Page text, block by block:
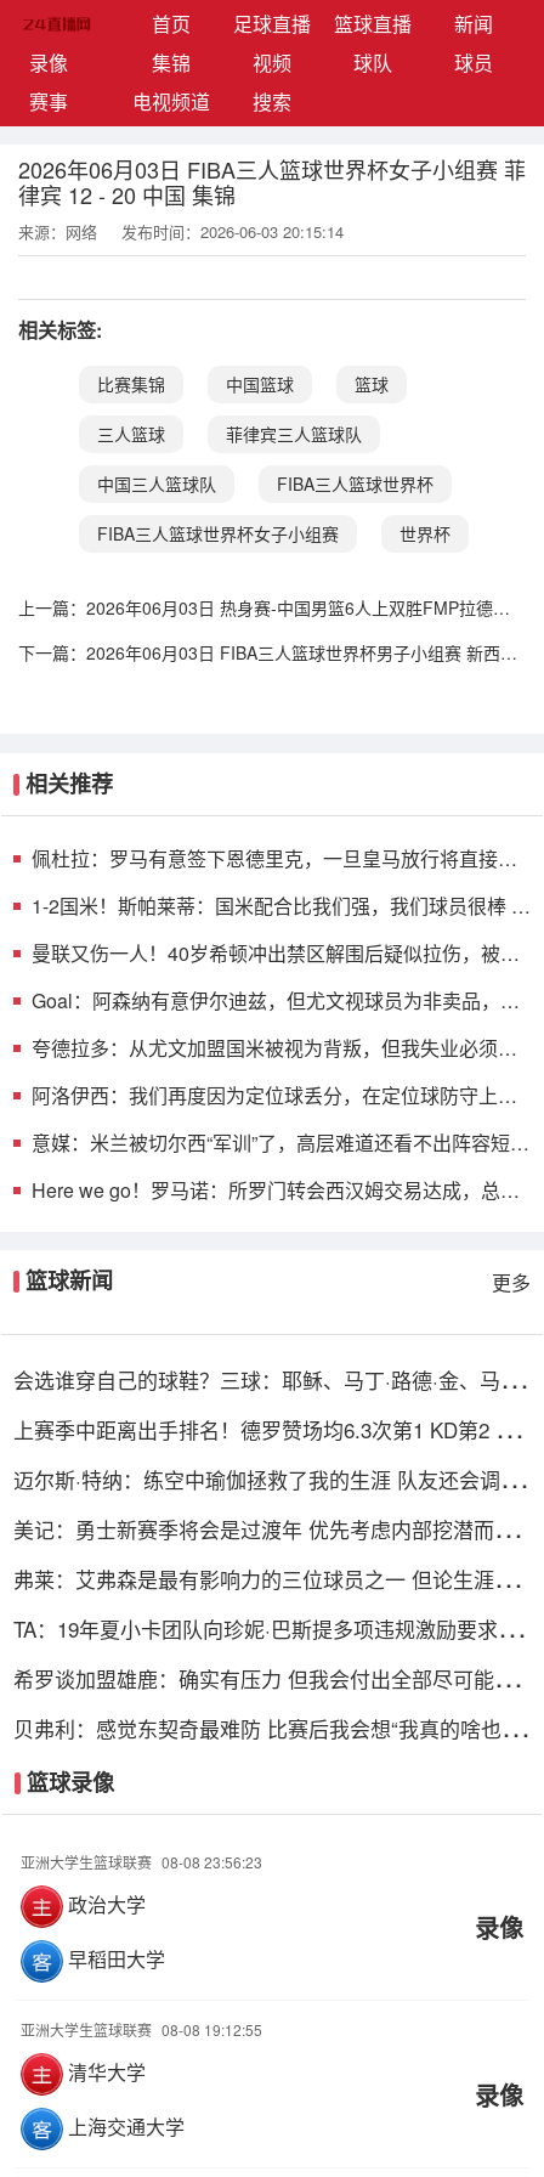
首页(current)足球直播 篮球直播
新闻
录像
集锦 视频 球队
球员
赛事
电视频道 搜索
2026年06月03日 FIBA三人篮球世界杯女子小组赛 菲
律宾 12 - 20 中国 集锦
来源：网络 发布时间：2026-06-03 20:15:14
相关标签:
比赛集锦 中国篮球 篮球
三人篮球 菲律宾三人篮球队
中国三人篮球队 FIBA三人篮球世界杯
FIBA三人篮球世界杯女子小组赛 世界杯
上一篇： 2026年06月03日 热身赛-中国男篮6人上双胜FMP拉德尼
下一篇： 2026年06月03日 FIBA三人篮球世界杯男子小组赛 新西兰
相关推荐
佩杜拉：罗马有意签下恩德里克，一旦皇马放行将直接加
1-2国米！斯帕莱蒂：国米配合比我们强，我们球员很棒 整
曼联又伤一人！40岁希顿冲出禁区解围后疑似拉伤，被换
Goal：阿森纳有意伊尔迪兹，但尤文视球员为非卖品，除
夸德拉多：从尤文加盟国米被视为背叛，但我失业必须寻
阿洛伊西：我们再度因为定位球丢分，在定位球防守上犯
意媒：米兰被切尔西“军训”了，高层难道还看不出阵容短
Here we go！罗马诺：所罗门转会西汉姆交易达成，总价
篮球新闻 更多
会选谁穿自己的球鞋？三球：耶稣、马丁·路德·金、马尔
上赛季中距离出手排名！德罗赞场均6.3次第1 KD第2 英
迈尔斯·特纳：练空中瑜伽拯救了我的生涯 队友还会调侃
美记：勇士新赛季将会是过渡年 优先考虑内部挖潜而非
弗莱：艾弗森是最有影响力的三位球员之一 但论生涯成
TA：19年夏小卡团队向珍妮·巴斯提多项违规激励要求 但
希罗谈加盟雄鹿：确实有压力 但我会付出全部尽可能多
贝弗利：感觉东契奇最难防 比赛后我会想“我真的啥也做
篮球录像
亚洲大学生篮球联赛 08-08 23:56:23
政治大学
早稻田大学
录像
亚洲大学生篮球联赛 08-08 19:12:55
清华大学
上海交通大学
录像